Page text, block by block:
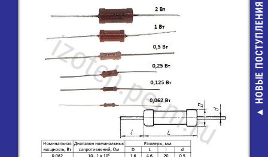
S1014,
ВПБ6- НОВЫЕ ПОСТУПЛЕНИЯ